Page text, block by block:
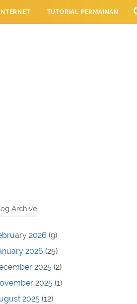
TUTORIAL PERMAINAN
Archive
2026 (9)
2026 (25)
2025 (2)
2025 (1)
2025 (12)